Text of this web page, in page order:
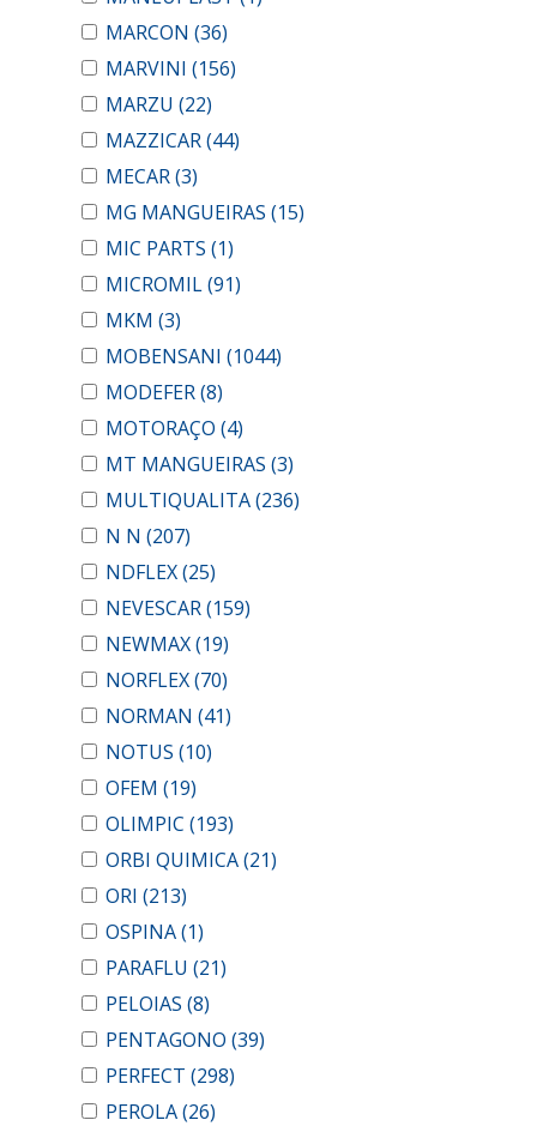
MARCON (36)
MARVINI (156)
MARZU (22)
MAZZICAR(44)
MECAR(3)
MG MANGUEIRAS (15)
MIC PARTS (1)
MICROMIL(91)
MKM (3)
MOBENSANI (1044)
MODEFER(8)
MOTORAÇO (4)
MT MANGUEIRAS (3)
MULTIQUALITA(236)
N N (207)
NDFLEX(25)
NEVESCAR(159)
NEWMAX(19)
NORFLEX(70)
NORMAN (41)
NOTUS (10)
OFEM (19)
OLIMPIC (193)
ORBI QUIMICA(21)
ORI (213)
OSPINA(1)
PARAFLU (21)
PELOIAS (8)
PENTAGONO (39)
PERFECT (298)
PEROLA(26)